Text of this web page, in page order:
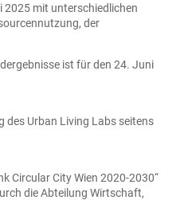
2025 mit unterschiedlichen
der
ist für den 24. Juni
des Urban Living Labs seitens
Circular City Wien 2020-2030“
die Abteilung Wirtschaft,